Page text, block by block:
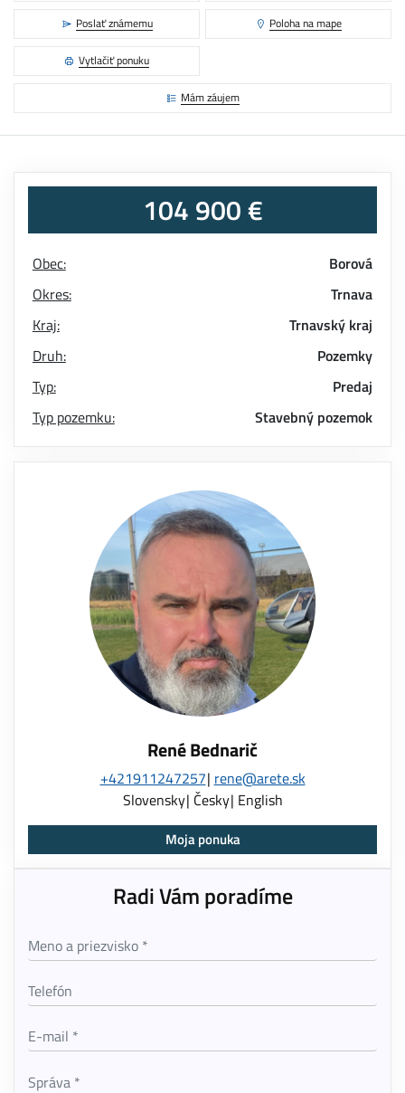
Poslať známemu Poloha na mape
Vytlačiť ponuku
Mám záujem
104 900 €
Obec:
Borová
Okres:
Trnava
Kraj:
Trnavský kraj
Druh:
Pozemky
Typ:
Predaj
Typ pozemku:
Stavebný pozemok
René Bednarič
+421911247257 rene@arete.sk
Slovensky Česky English
Moja ponuka
Radi Vám poradíme